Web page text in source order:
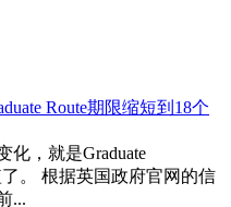
Route期限缩短到18个
化，就是Graduate
。 根据英国政府官网的信
...